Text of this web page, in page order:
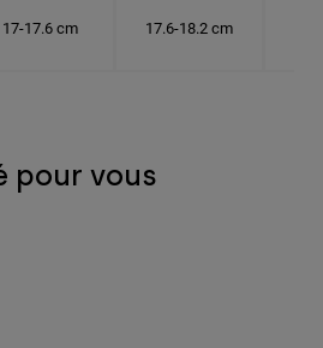
17-17.6 cm 17.6-18.2 cm
pour vous